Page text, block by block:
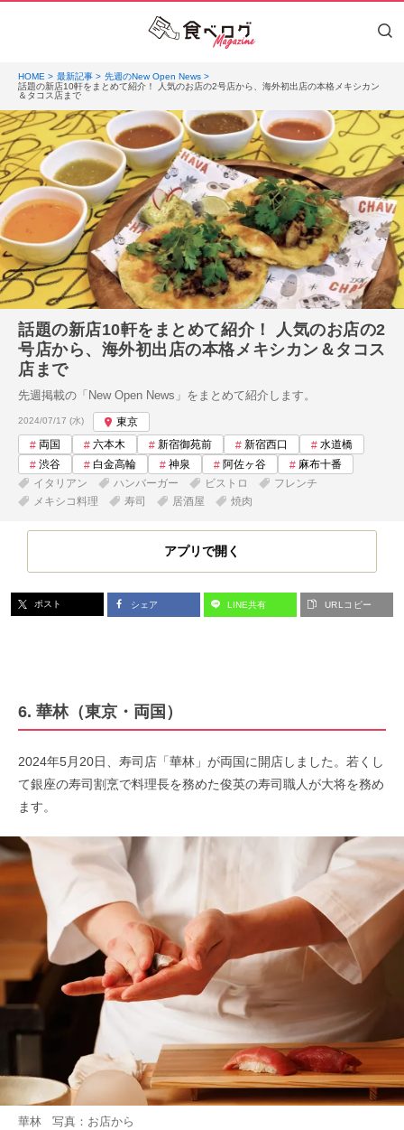
HOME 最新記事
先週のNew Open News
話題の新店10軒をまとめて紹介！ 人気のお店の2号店から、海外初出店の本格メキシカン
＆タコス店まで
話題の新店10軒をまとめて紹介！ 人気のお店の2
号店から、海外初出店の本格メキシカン＆タコス
店まで
先週掲載の「New Open News」をまとめて紹介します。
投稿日:
2024/07/17 (水)
東京
両国
六本木 新宿御苑前 新宿西口
水道橋
渋谷
白金高輪 神泉 阿佐ヶ谷
麻布十番
イタリアン
ハンバーガー ビストロ
フレンチ
メキシコ料理
寿司 居酒屋 焼肉
アプリで開く
ポスト シェア LINE共有 URLコピー
6. 華林（東京・両国）
2024年5月20日、寿司店「華林」が両国に開店しました。若くし
て銀座の寿司割烹で料理長を務めた俊英の寿司職人が大将を務め
ます。
華林 写真：お店から